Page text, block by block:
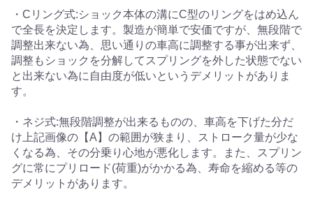
・Cリング式:ショック本体の溝にC型のリングをはめ込ん
で全長を決定します。製造が簡単で安価ですが、無段階で
調整出来ない為、思い通りの車高に調整する事が出来ず、
調整もショックを分解してスプリングを外した状態でない
と出来ない為に自由度が低いというデメリットがありま
す。
・ネジ式:無段階調整が出来るものの、車高を下げた分だ
け上記画像の【A】の範囲が狭まり、ストローク量が少な
くなる為、その分乗り心地が悪化します。また、スプリン
グに常にプリロード(荷重)がかかる為、寿命を縮める等の
デメリットがあります。